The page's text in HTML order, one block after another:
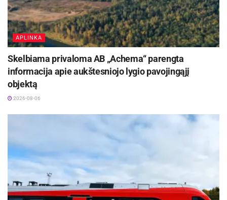
APLINKA
Skelbiama privaloma AB „Achema“ parengta
informacija apie aukštesniojo lygio pavojingąjį
objektą
2026-08-06